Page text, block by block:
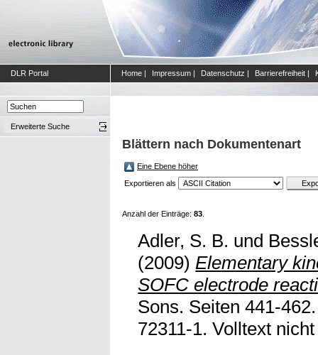
DLR Portal Home | Impressum | Datenschutz | Barrierefreiheit |
Erweiterte Suche
Blättern nach Dokumentenart
Eine Ebene höher
Exportieren als
Anzahl der Einträge: 83
Adler, S. B. und
(2009) Elementary
SOFC electrode
Sons. Seiten 441-
72311-1. Volltext